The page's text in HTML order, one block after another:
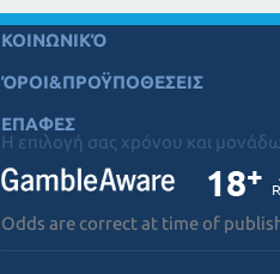
ΚΟΙΝΩΝΙΚΌ
ΌΡΟΙ&ΠΡΟΫΠΟΘΕΣΕΙΣ
ΕΠΑΦΕΣ
Η επιλογή σας χρόνου και
Odds are correct at time of